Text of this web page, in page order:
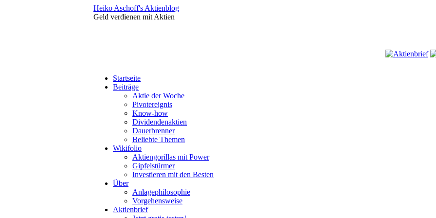
Heiko Aschoff's Aktienblog
Geld verdienen mit Aktien
Startseite
Beiträge
Aktie der Woche
Pivotereignis
Know-how
Dividendenaktien
Dauerbrenner
Beliebte Themen
Wikifolio
Aktiengorillas mit Power
Gipfelstürmer
Investieren mit den Besten
Über
Anlagephilosophie
Vorgehensweise
Aktienbrief